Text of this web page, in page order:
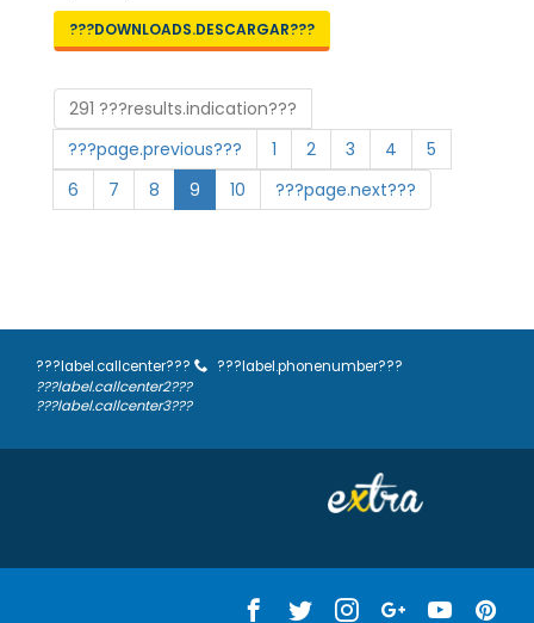
???DOWNLOADS.DESCARGAR???
291 ???results.indication???
???page.previous???
1 2 3 4
5
6
7 8 9 10 ???page.next???
???label.callcenter???
???label.phonenumber???
???label.callcenter2???
???label.callcenter3???